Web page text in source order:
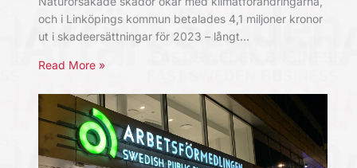
och i Linköpings kommun betalades 4,1 miljoner kronor
ut i skadeersättningar för 2023 – långt…
Read More »